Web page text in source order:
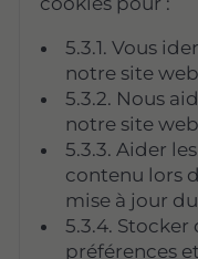
5.3.1. Vous
notre site
5.3.2. Nous
notre site
5.3.3. Aider
contenu lors
mise à jour
5.3.4.
préférences